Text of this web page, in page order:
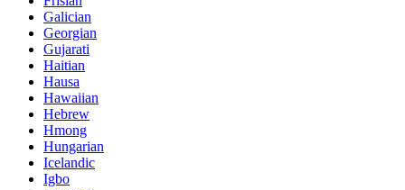
Galician
Georgian
Gujarati
Haitian
Hausa
Hawaiian
Hebrew
Hmong
Hungarian
Icelandic
Igbo